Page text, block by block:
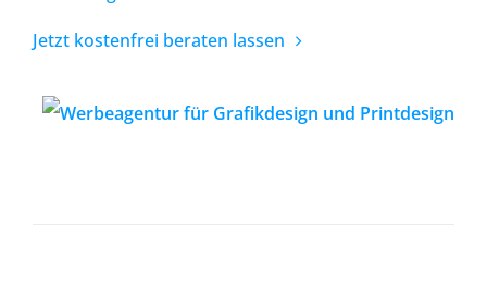
Jetzt kostenfrei beraten lassen